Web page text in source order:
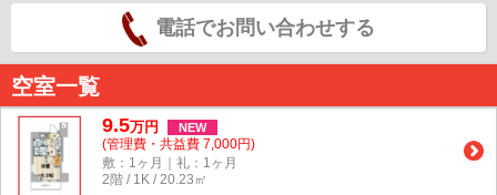
電話でお問い合わせする
空室一覧
9.5万円 NEW
(管理費・共益費 7,000円)
敷：1ヶ月｜礼：1ヶ月
2階 / 1K / 20.23㎡